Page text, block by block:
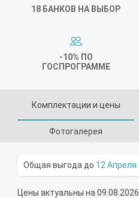
18 БАНКОВ НА ВЫБОР
-10% ПО
ГОСПРОГРАММЕ
Комплектации и цены
Фотогалерея
12 Апреля
Цены актуальны на 09.08.2026